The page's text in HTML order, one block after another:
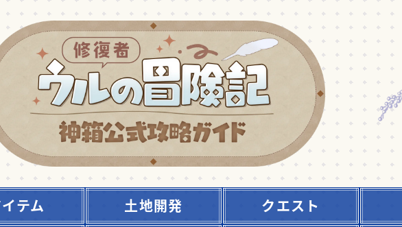
テム 土地開発 クエスト